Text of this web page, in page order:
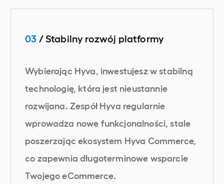
03 / Stabilny rozwój platformy
Wybierając Hyva, inwestujesz w stabilną
technologię, która jest nieustannie
rozwijana. Zespół Hyva regularnie
wprowadza nowe funkcjonalności, stale
poszerzając ekosystem Hyva Commerce,
co zapewnia długoterminowe wsparcie
Twojego eCommerce.